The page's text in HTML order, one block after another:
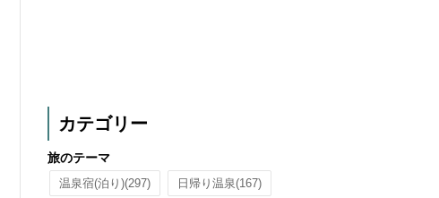
カテゴリー
旅のテーマ
温泉宿(泊り)(297) 日帰り温泉(167)